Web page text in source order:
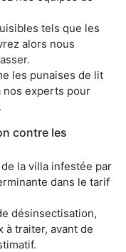
tels que les
alors nous
les punaises de lit
nos experts pour
contre les
la villa infestée par
dans le tarif
désinsectisation,
à traiter, avant de